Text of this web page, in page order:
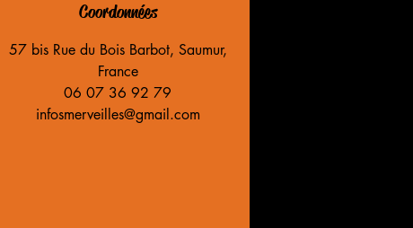
Coordonnées
57 bis Rue du Bois Barbot, Saumur,
France
06 07 36 92 79
infosmerveilles@gmail.com